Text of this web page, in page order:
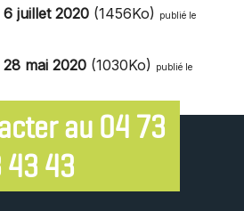
juillet 2020 (1456Ko) publié le
mai 2020 (1030Ko) publié le
au 04 73
43 43